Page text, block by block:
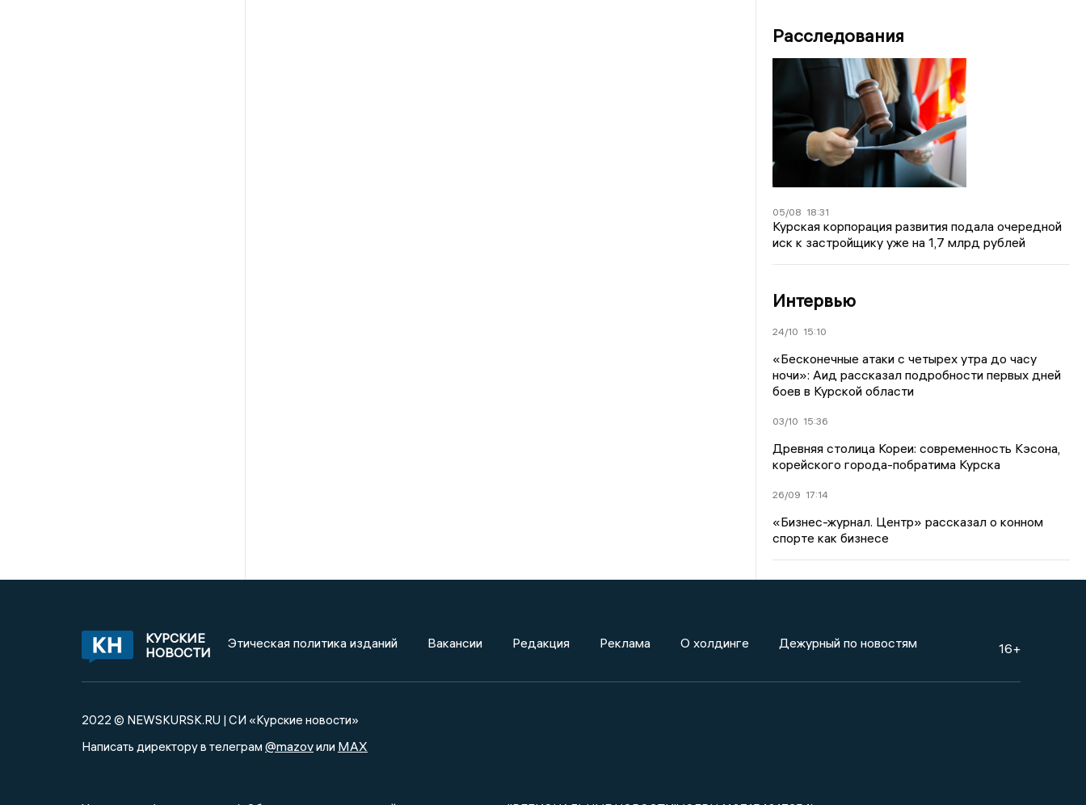
Расследования
05/08 18:31
Курская корпорация развития подала очередной
иск к застройщику уже на 1,7 млрд рублей
Интервью
24/10 15:10
«Бесконечные атаки с четырех утра до часу
ночи»: Аид рассказал подробности первых дней
боев в Курской области
03/10 15:36
Древняя столица Кореи: современность Кэсона,
корейского города-побратима Курска
26/09 17:14
«Бизнес-журнал. Центр» рассказал о конном
спорте как бизнесе
КУРСКИЕ
НОВОСТИ
Этическая политика изданий Вакансии Редакция Реклама О холдинге Дежурный по новостям 16+
2022 © NEWSKURSK.RU | СИ «Курские новости»
Написать директору в телеграм @mazovили MAX